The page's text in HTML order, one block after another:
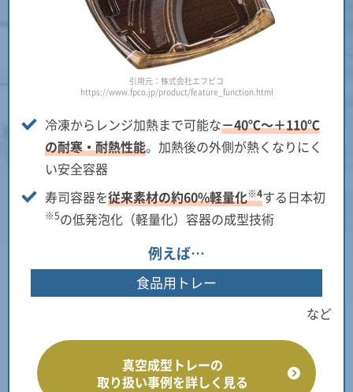
引用元：株式会社エフピコ
https://www.fpco.jp/product/feature_function.html
冷凍からレンジ加熱まで可能な－40℃～＋110℃
の耐寒・耐熱性能。加熱後の外側が熱くなりにく
い安全容器
寿司容器を従来素材の約60%軽量化※4する日本初
※5の低発泡化（軽量化）容器の成型技術
例えば…
食品用トレー
など
真空成型トレーの
取り扱い事例を詳しく見る